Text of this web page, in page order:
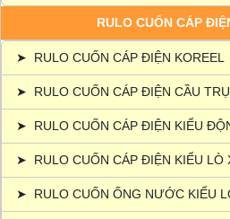
RULO CUỐN CÁP
➤ RULO CUỐN CÁP ĐIỆN KOREEL
➤ RULO CUỐN CÁP ĐIỆN CẦU
➤ RULO CUỐN CÁP ĐIỆN KIỂU
➤ RULO CUỐN CÁP ĐIỆN KIỂU LÒ
➤ RULO CUỐN ỐNG NƯỚC KIỂU